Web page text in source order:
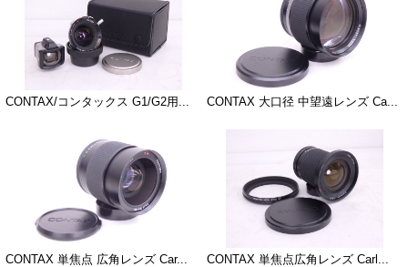
CONTAX/コンタックス G1/G2用... CONTAX 大口径 中望遠レンズ Ca...
CONTAX 単焦点 広角レンズ Car... CONTAX 単焦点広角レンズ Carl...